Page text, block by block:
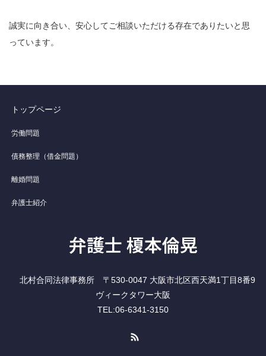
誠実に向き合い、安心してご相談いただける存在でありたいと思
っています。
トップページ
労働問題
債務整理（借金問題）
離婚問題
弁護士紹介
弁護士 榎本倫晃
北村合同法律事務所 〒530-0047 大阪市北区西天満1丁目8番9
ヴィークタワー大阪
TEL:06-6341-3150